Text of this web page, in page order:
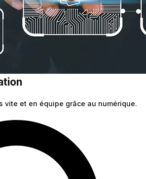
vite et en équipe grâce au numérique.